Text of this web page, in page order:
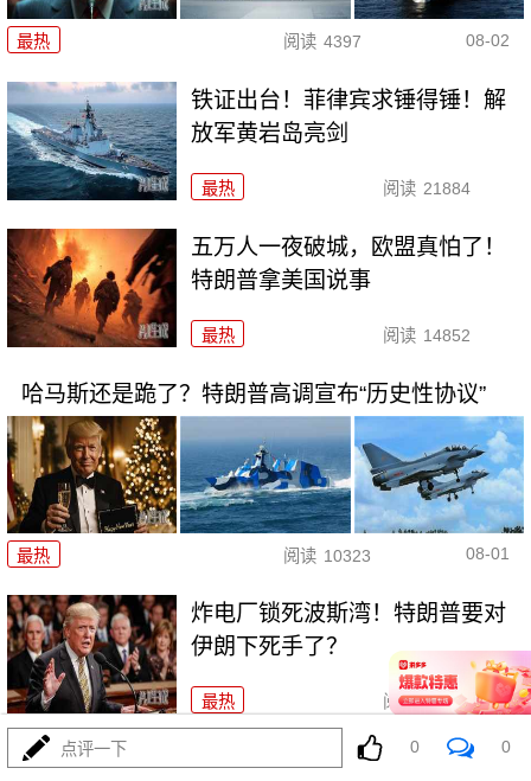
最热 阅读 4397 08-02
铁证出台！菲律宾求锤得锤！解
放军黄岩岛亮剑
最热 阅读 21884
五万人一夜破城，欧盟真怕了！
特朗普拿美国说事
最热 阅读 14852
哈马斯还是跪了？特朗普高调宣布“历史性协议”
最热 阅读 10323 08-01
炸电厂锁死波斯湾！特朗普要对
伊朗下死手了？
最热 阅读 8916
6万移民一夜涌入西班牙，摩洛哥
点评一下 0 0